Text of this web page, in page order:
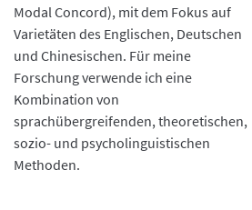
Modal Concord), mit dem Fokus auf
Varietäten des Englischen, Deutschen
und Chinesischen. Für meine
Forschung verwende ich eine
Kombination von
sprachübergreifenden, theoretischen,
sozio- und psycholinguistischen
Methoden.